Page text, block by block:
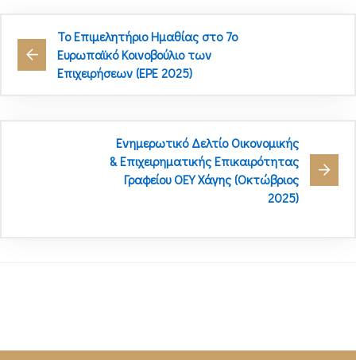
Το Επιμελητήριο Ημαθίας στο 7ο
Ευρωπαϊκό Κοινοβούλιο των
Επιχειρήσεων (EPE 2025)
Ενημερωτικό Δελτίο Οικονομικής
& Επιχειρηματικής Επικαιρότητας
Γραφείου ΟΕΥ Χάγης (Οκτώβριος
2025)